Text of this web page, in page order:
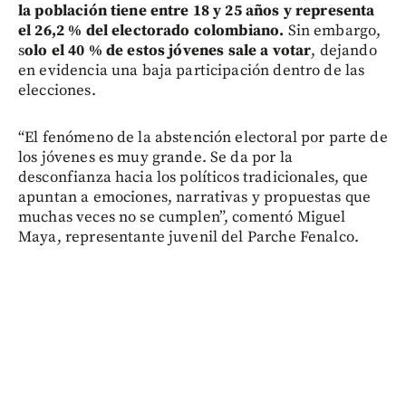
la población tiene entre 18 y 25 años y representa
el 26,2 % del electorado colombiano. Sin embargo,
solo el 40 % de estos jóvenes sale a votar, dejando
en evidencia una baja participación dentro de las
elecciones.
“El fenómeno de la abstención electoral por parte de
los jóvenes es muy grande. Se da por la
desconfianza hacia los políticos tradicionales, que
apuntan a emociones, narrativas y propuestas que
muchas veces no se cumplen”, comentó Miguel
Maya, representante juvenil del Parche Fenalco.